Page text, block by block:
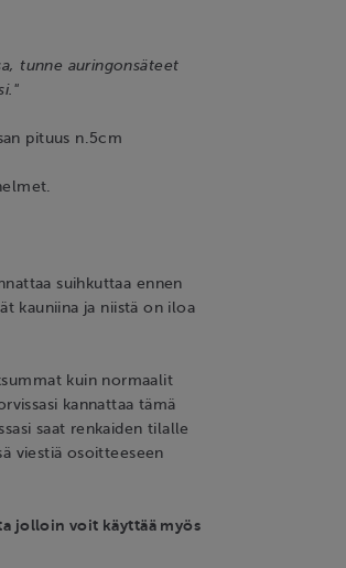
tunne auringonsäteet
pituus n.5cm
suihkuttaa ennen
kauniina ja niistä on iloa
kuin normaalit
kannattaa tämä
saat renkaiden tilalle
viestiä osoitteeseen
jolloin voit käyttää myös